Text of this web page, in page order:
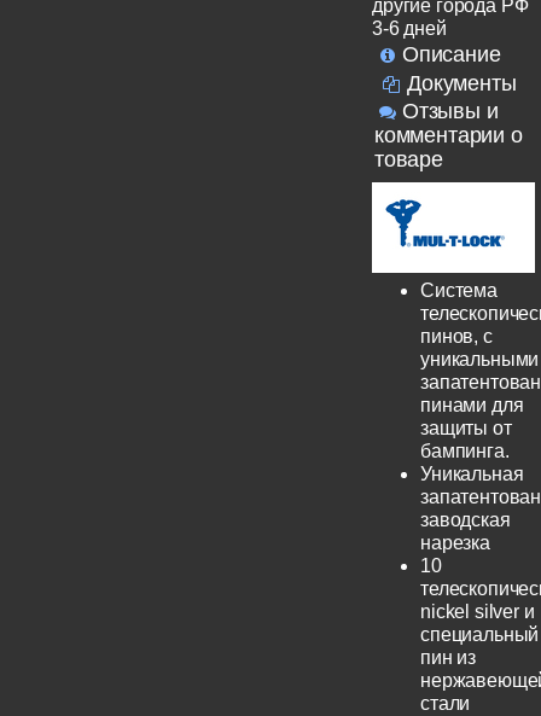
другие города РФ
3-6 дней
Описание
Документы
Отзывы и
комментарии о
товаре
Система
пинов, с
уникальными
пинами для
защиты от
бампинга.
Уникальная
заводская
нарезка
10
nickel silver и
специальный
пин из
стали